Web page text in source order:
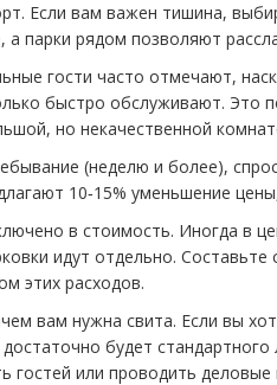
Если вам важен тишина,
парки рядом позволяют
гости часто отмечают,
быстро обслуживают. Это
но некачественной
(неделю и более),
10‑15% уменьшение
в стоимость. Иногда в
идут отдельно.
этих расходов.
вам нужна свита. Если вы
будет
гостей или проводить